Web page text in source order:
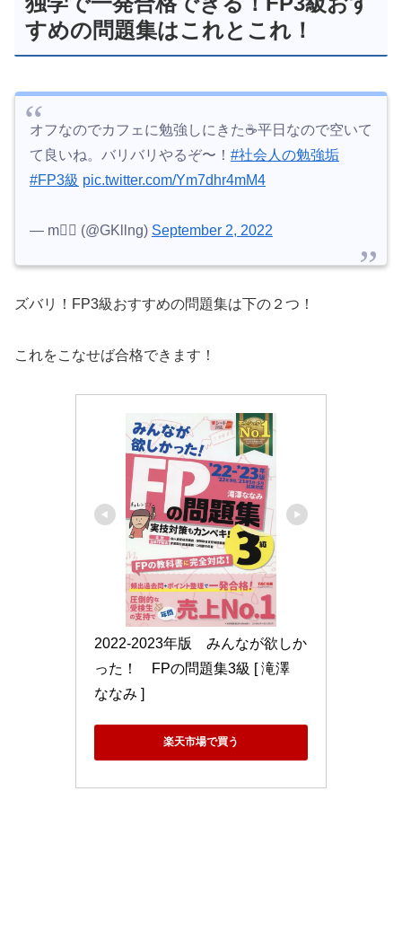
すめの問題集はこれとこれ！
オフなのでカフェに勉強しにきた☕️平日なので空いて
て良いね。バリバリやるぞ〜！ #社会人の勉強垢
#FP3級 pic.twitter.com/Ym7dhr4mM4
— m✍🏻 (@GKllng) September 2, 2022
ズバリ！FP3級おすすめの問題集は下の２つ！
これをこなせば合格できます！
2022-2023年版　みんなが欲しか
った！　FPの問題集3級 [ 滝澤
ななみ ]
楽天市場で買う